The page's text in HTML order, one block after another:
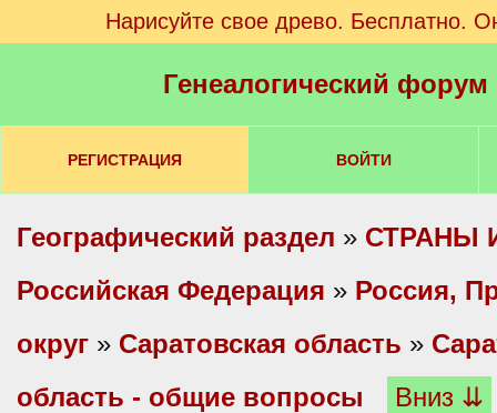
Нарисуйте свое древо. Бесплатно.
Генеалогический
РЕГИСТРАЦИЯ ВОЙТИ
Географический раздел » СТРАНЫ
Российская Федерация » Россия,
округ » Саратовская область »
область - общие вопросы
Вниз ⇊